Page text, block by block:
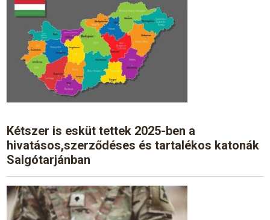
Kétszer is esküt tettek 2025-ben a
hivatásos,szerződéses és tartalékos katonák
Salgótarjánban